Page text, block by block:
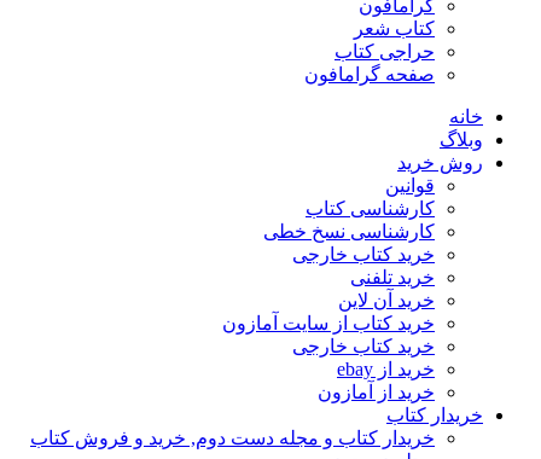
گرامافون
کتاب شعر
حراجی کتاب
صفحه گرامافون
خانه
وبلاگ
روش خرید
قوانین
کارشناسی کتاب
کارشناسی نسخ خطی
خرید کتاب خارجی
خرید تلفنی
خرید آن لاین
خرید کتاب از سایت آمازون
خرید کتاب خارجی
خرید از ebay
خرید از آمازون
خریدار کتاب
خریدار کتاب و مجله دست دوم, خرید و فروش کتاب